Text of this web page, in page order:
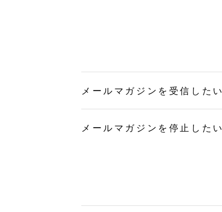
メールマガジンを受信したい
メールマガジンを停止したい